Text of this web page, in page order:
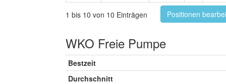
1 bis 10 von 10 Einträgen Positionen
WKO Freie Pumpe
Bestzeit
Durchschnitt